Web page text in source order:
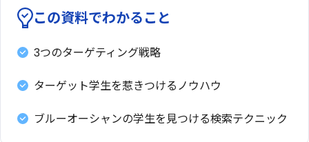
この資料でわかること
3つのターゲティング戦略
ターゲット学生を惹きつけるノウハウ
ブルーオーシャンの学生を見つける検索テクニック